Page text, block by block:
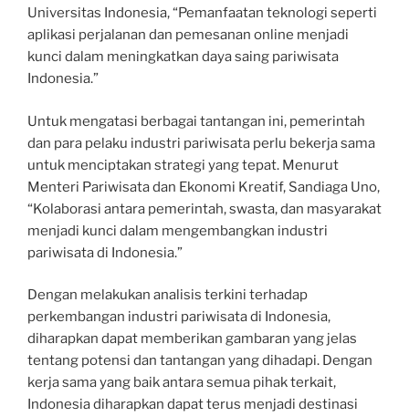
Universitas Indonesia, “Pemanfaatan teknologi seperti
aplikasi perjalanan dan pemesanan online menjadi
kunci dalam meningkatkan daya saing pariwisata
Indonesia.”
Untuk mengatasi berbagai tantangan ini, pemerintah
dan para pelaku industri pariwisata perlu bekerja sama
untuk menciptakan strategi yang tepat. Menurut
Menteri Pariwisata dan Ekonomi Kreatif, Sandiaga Uno,
“Kolaborasi antara pemerintah, swasta, dan masyarakat
menjadi kunci dalam mengembangkan industri
pariwisata di Indonesia.”
Dengan melakukan analisis terkini terhadap
perkembangan industri pariwisata di Indonesia,
diharapkan dapat memberikan gambaran yang jelas
tentang potensi dan tantangan yang dihadapi. Dengan
kerja sama yang baik antara semua pihak terkait,
Indonesia diharapkan dapat terus menjadi destinasi